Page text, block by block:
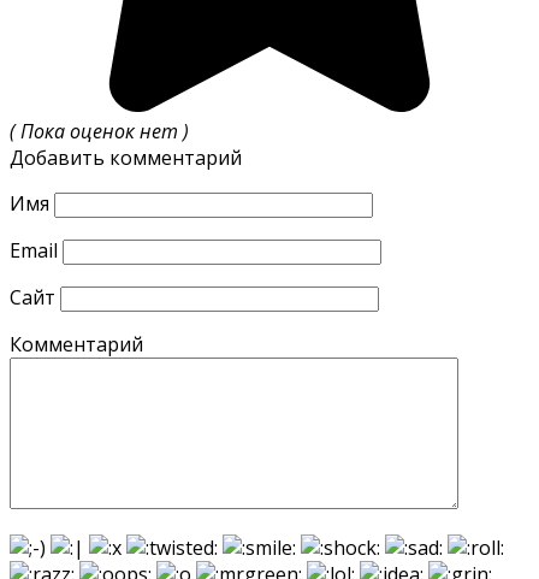
( Пока оценок нет )
Добавить комментарий
Имя
Email
Сайт
Комментарий